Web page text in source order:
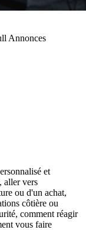
et
aller vers
ou d'un achat,
côtière ou
comment réagir
vous faire